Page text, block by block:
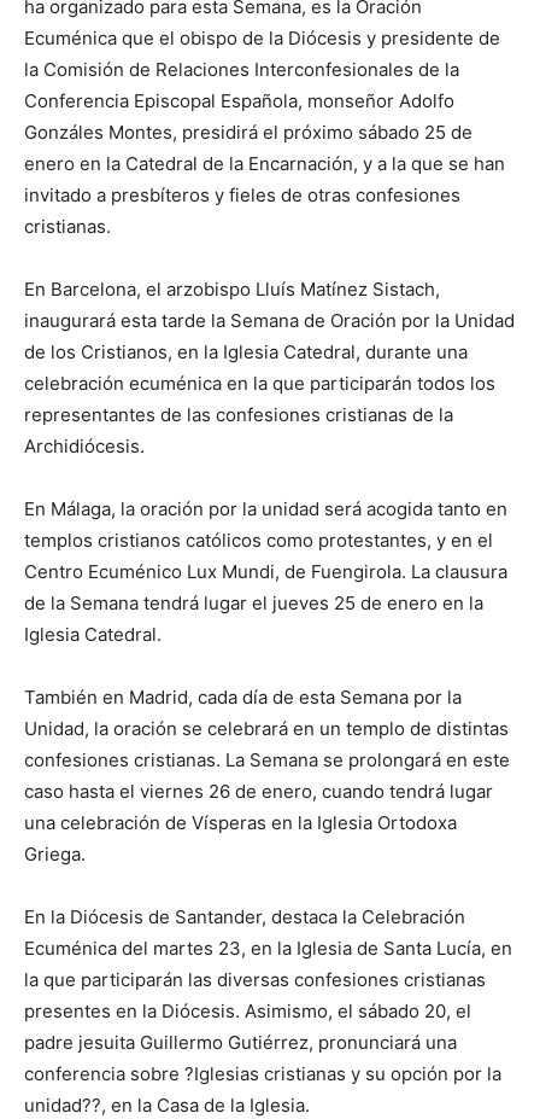
ha organizado para esta Semana, es la Oración
Ecuménica que el obispo de la Diócesis y presidente de
la Comisión de Relaciones Interconfesionales de la
Conferencia Episcopal Española, monseñor Adolfo
Gonzáles Montes, presidirá el próximo sábado 25 de
enero en la Catedral de la Encarnación, y a la que se han
invitado a presbíteros y fieles de otras confesiones
cristianas.
En Barcelona, el arzobispo Lluís Matínez Sistach,
inaugurará esta tarde la Semana de Oración por la Unidad
de los Cristianos, en la Iglesia Catedral, durante una
celebración ecuménica en la que participarán todos los
representantes de las confesiones cristianas de la
Archidiócesis.
En Málaga, la oración por la unidad será acogida tanto en
templos cristianos católicos como protestantes, y en el
Centro Ecuménico Lux Mundi, de Fuengirola. La clausura
de la Semana tendrá lugar el jueves 25 de enero en la
Iglesia Catedral.
También en Madrid, cada día de esta Semana por la
Unidad, la oración se celebrará en un templo de distintas
confesiones cristianas. La Semana se prolongará en este
caso hasta el viernes 26 de enero, cuando tendrá lugar
una celebración de Vísperas en la Iglesia Ortodoxa
Griega.
En la Diócesis de Santander, destaca la Celebración
Ecuménica del martes 23, en la Iglesia de Santa Lucía, en
la que participarán las diversas confesiones cristianas
presentes en la Diócesis. Asimismo, el sábado 20, el
padre jesuita Guillermo Gutiérrez, pronunciará una
conferencia sobre ?Iglesias cristianas y su opción por la
unidad??, en la Casa de la Iglesia.